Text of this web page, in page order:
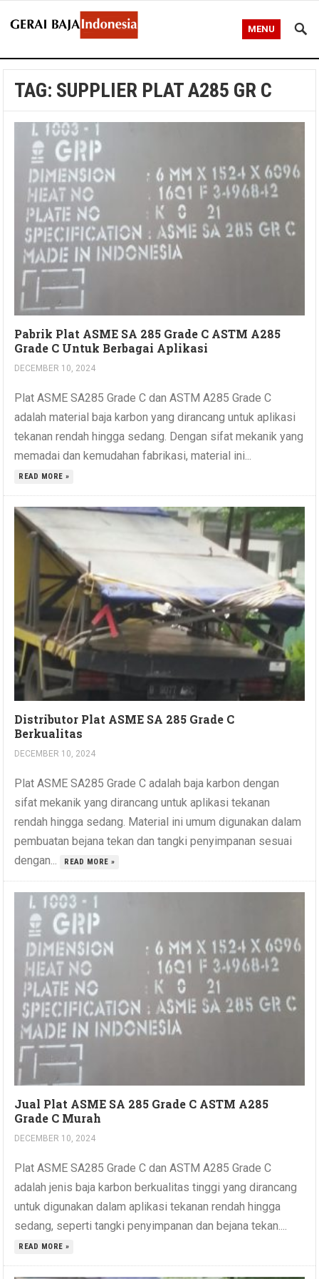
MENU
TAG: SUPPLIER PLAT A285 GR C
Pabrik Plat ASME SA 285 Grade C ASTM A285
Grade C Untuk Berbagai Aplikasi
DECEMBER 10, 2024
Plat ASME SA285 Grade C dan ASTM A285 Grade C
adalah material baja karbon yang dirancang untuk aplikasi
tekanan rendah hingga sedang. Dengan sifat mekanik yang
memadai dan kemudahan fabrikasi, material ini...
READ MORE »
Distributor Plat ASME SA 285 Grade C
Berkualitas
DECEMBER 10, 2024
Plat ASME SA285 Grade C adalah baja karbon dengan
sifat mekanik yang dirancang untuk aplikasi tekanan
rendah hingga sedang. Material ini umum digunakan dalam
pembuatan bejana tekan dan tangki penyimpanan sesuai
dengan...
READ MORE »
Jual Plat ASME SA 285 Grade C ASTM A285
Grade C Murah
DECEMBER 10, 2024
Plat ASME SA285 Grade C dan ASTM A285 Grade C
adalah jenis baja karbon berkualitas tinggi yang dirancang
untuk digunakan dalam aplikasi tekanan rendah hingga
sedang, seperti tangki penyimpanan dan bejana tekan....
READ MORE »